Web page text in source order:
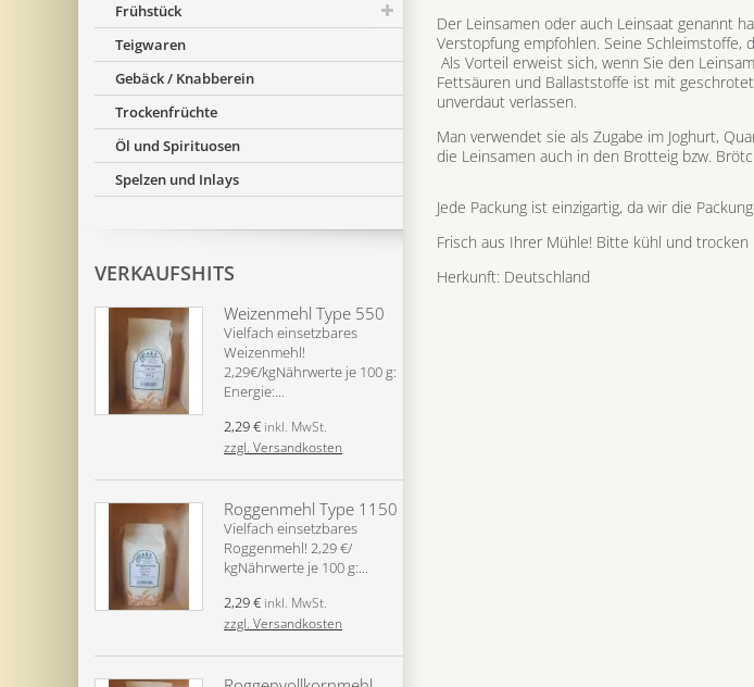
Frühstück
Teigwaren
Gebäck / Knabberein
Trockenfrüchte
Öl und Spirituosen
Spelzen und Inlays
VERKAUFSHITS
Weizenmehl Type 550
Vielfach einsetzbares
Weizenmehl!
2,29€/kgNährwerte je 100 g:
Energie:...
2,29 € inkl. MwSt.
zzgl. Versandkosten
Roggenmehl Type 1150
Vielfach einsetzbares
Roggenmehl! 2,29 €/
kgNährwerte je 100 g:...
2,29 € inkl. MwSt.
zzgl. Versandkosten
Der Leinsamen oder auch Leinsaat genannt
Verstopfung empfohlen. Seine Schleimstoffe,
Als Vorteil erweist sich, wenn Sie den
Fettsäuren und Ballaststoffe ist mit
unverdaut verlassen.
Man verwendet sie als Zugabe im Joghurt,
die Leinsamen auch in den Brotteig bzw.
Jede Packung ist einzigartig, da wir die
Frisch aus Ihrer Mühle! Bitte kühl und trocken
Herkunft: Deutschland